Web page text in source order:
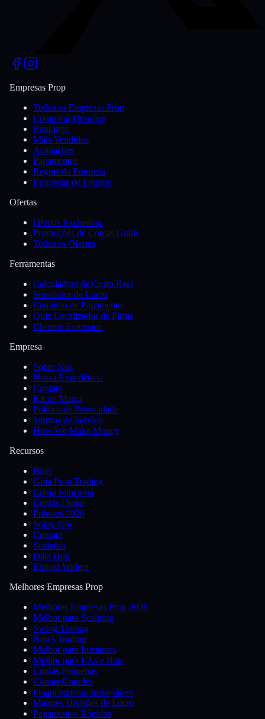
Empresas Prop
Todas as Empresas Prop
Comparar Desafios
Rankings
Mais Vendidos
Avaliações
Pagamentos
Regras da Empresa
Empresas de Futuros
Ofertas
Ofertas Exclusivas
Promoções de Contas Grátis
Todas as Ofertas
Ferramentas
Calculadora de Custo Real
Simulador de Lucro
Caminho de Pagamento
Quiz Localizador de Firms
Chrome Extension
Empresa
Sobre Nós
Nossa Experiência
Contato
Kit de Marca
Politica de Privacidade
Termos de Servico
How We Make Money
Recursos
Blog
Guia Prop Trading
Como Funciona
Contas Demo
Prêmios 2026
Sobre Nós
Contato
Statistics
Data Hub
Embed Widget
Melhores Empresas Prop
Melhores Empresas Prop 2026
Melhor para Scalping
Swing Trading
News Trading
Melhor para Iniciantes
Melhor para EAs e Bots
Contas Pequenas
Contas Grandes
Financiamento Instantâneo
Maiores Divisões de Lucro
Pagamentos Rápidos